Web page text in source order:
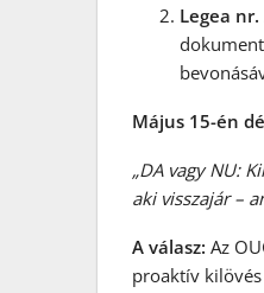
Legea
Május 15-én
„DA vagy NU:
aki visszajár –
A válasz: Az
proaktív